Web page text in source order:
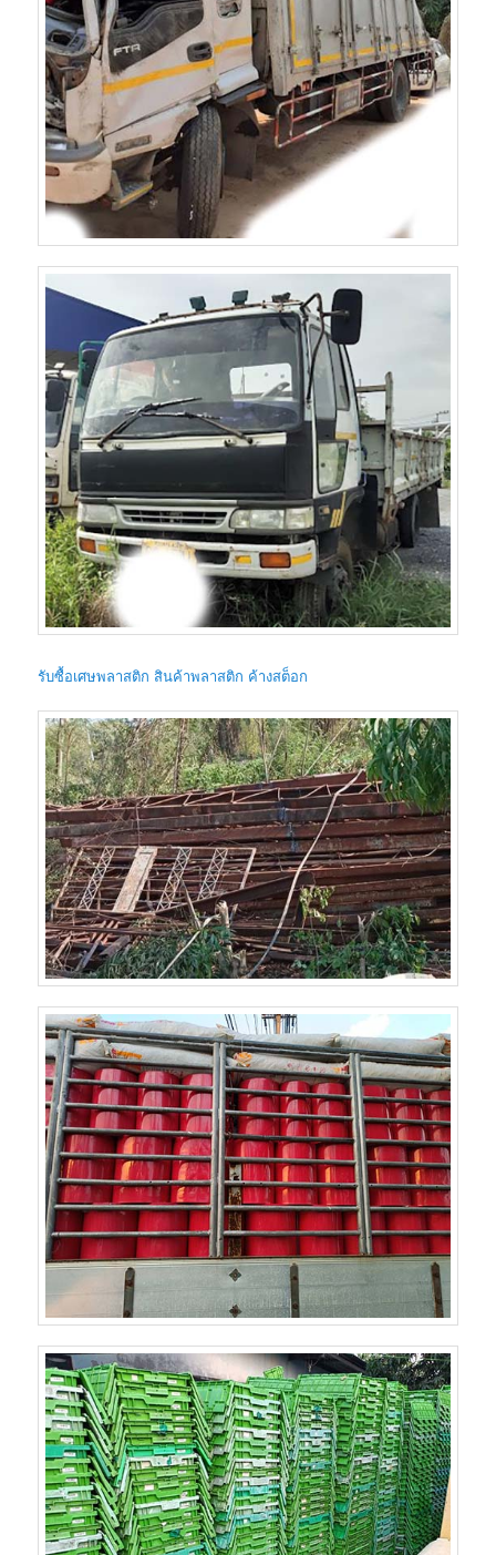
รับซื้อเศษพลาสติก สินค้าพลาสติก ค้างสต็อก